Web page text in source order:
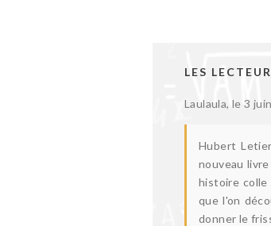
LES
Laulaula, le 3
Hubert
nouveau
histoire colle
que l'on
donner le